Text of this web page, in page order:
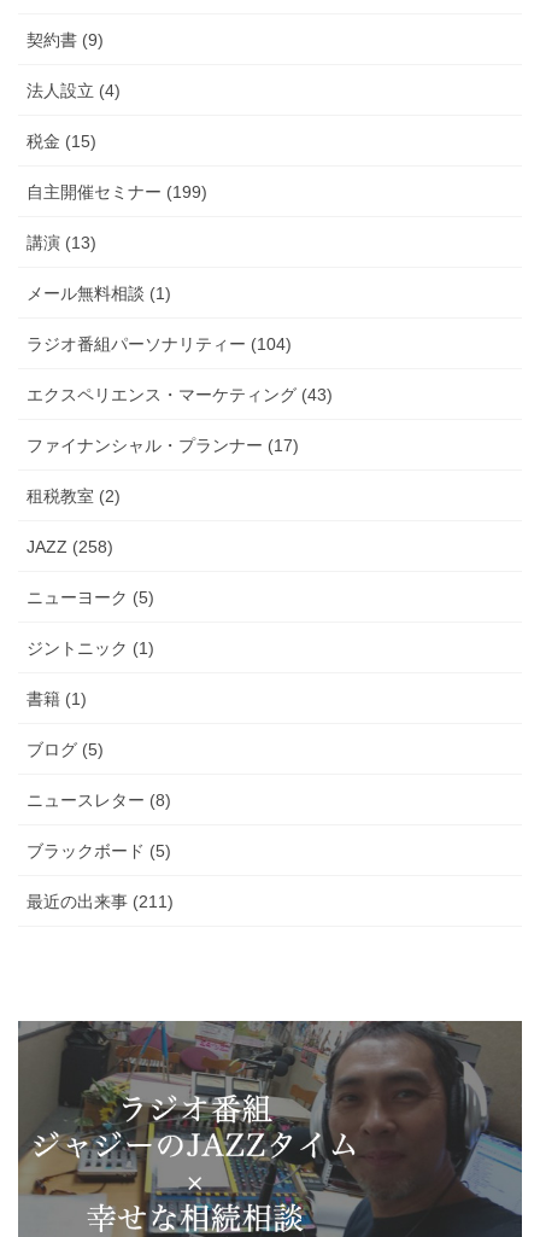
契約書 (9)
法人設立 (4)
税金 (15)
自主開催セミナー (199)
講演 (13)
メール無料相談 (1)
ラジオ番組パーソナリティー (104)
エクスペリエンス・マーケティング (43)
ファイナンシャル・プランナー (17)
租税教室 (2)
JAZZ (258)
ニューヨーク (5)
ジントニック (1)
書籍 (1)
ブログ (5)
ニュースレター (8)
ブラックボード (5)
最近の出来事 (211)